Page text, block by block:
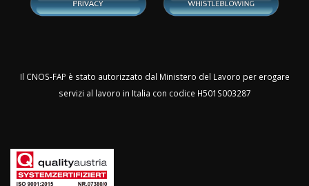
Il CNOS-FAP è stato autorizzato dal Ministero del Lavoro per erogare
servizi al lavoro in Italia con codice H501S003287